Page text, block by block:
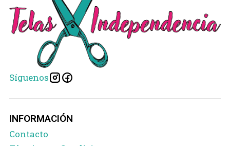
Síguenos
INFORMACIÓN
Contacto